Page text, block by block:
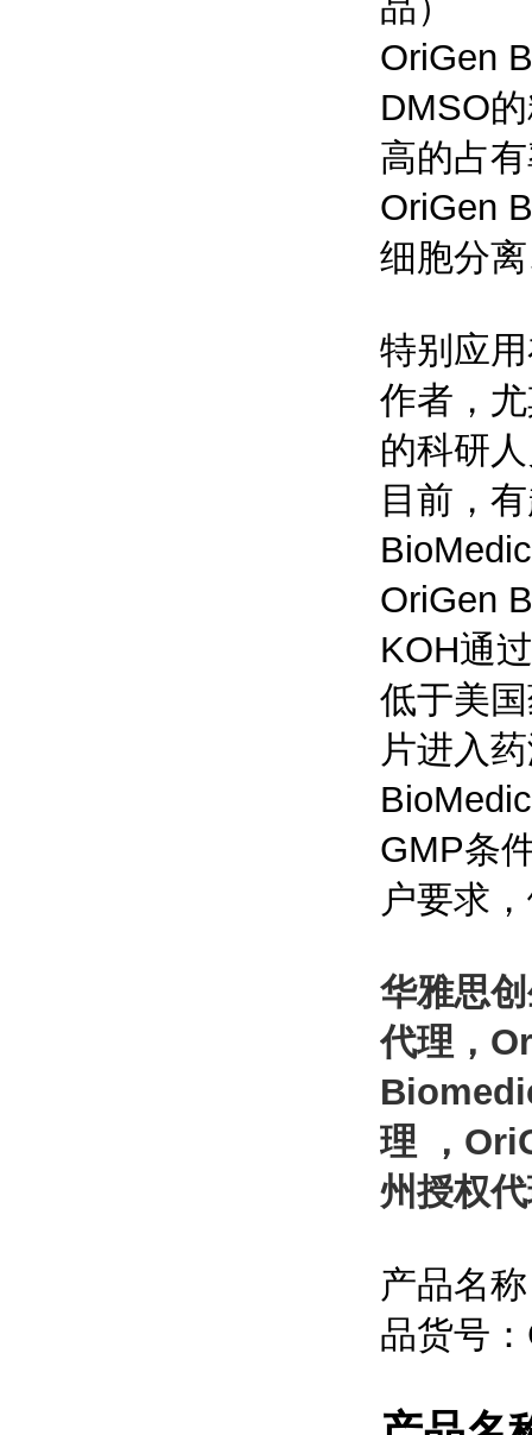
OriGen
DMSO
高的占
OriGen
细胞分
特别应
作者，
的科研
目前，
OriGen
KOH通
低于美
片进入
GMP条
户要求
华雅思
代理，
理 ，
州授权
产品名
品货号